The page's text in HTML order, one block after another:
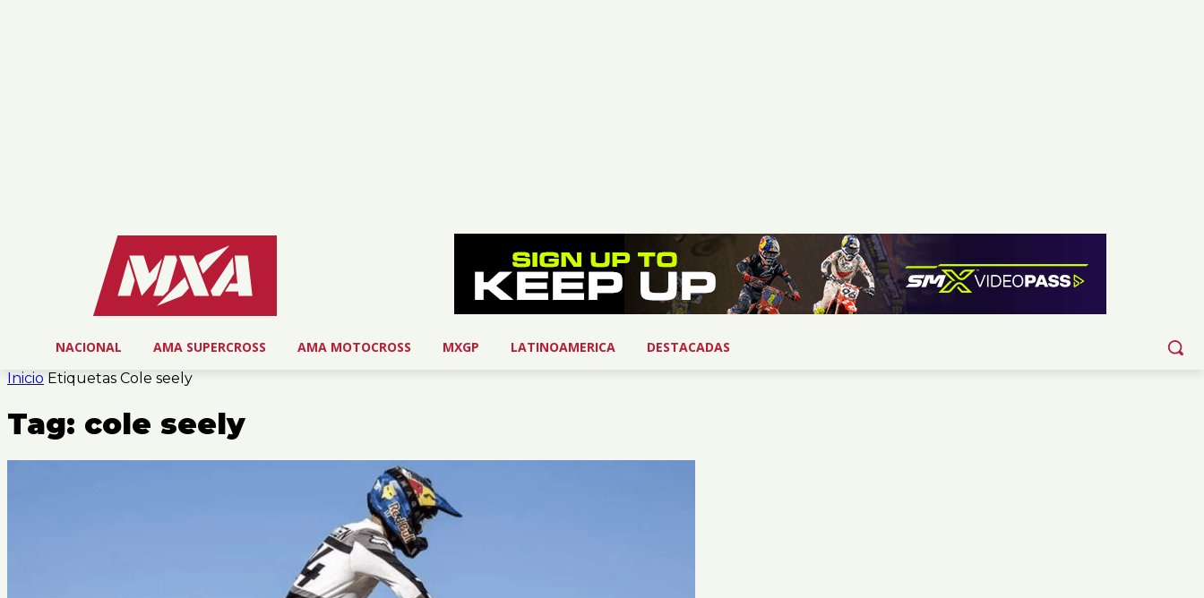
NACIONAL AMA SUPERCROSS AMA MOTOCROSS MXGP LATINOAMERICA
DESTACADAS
Inicio Etiquetas Cole seely
Tag: cole seely